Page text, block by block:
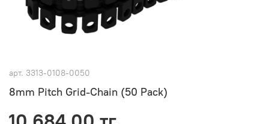
арт. 3313-0108-0050
8mm Pitch Grid-Chain (50 Pack)